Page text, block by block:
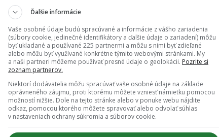
sa ešte donedávna využíval na úpravu
otázka bezpečnosti a možných rizík, ktoré
analyzovali krvnú plazmu viac ako 1 100
s výskytom závažných
či mozgové príhody.
4PY. Obe vznikajú v tele počas metabolizmu
sa objavia v krvnom obehu, aktivujú zápalové
Ďalšie informácie
Vaše osobné údaje budú spracúvané a informácie z vášho zariadenia
(súbory cookie, jedinečné identifikátory a ďalšie údaje o zariadení) môžu
byť ukladané a používané 225 partnermi a môžu s nimi byť zdieľané
alebo môžu byť využívané konkrétne týmito webovými stránkami. My
a naši partneri môžeme používať presné údaje o geolokácii. Pozrite si
zoznam partnerov.
Niektorí dodávatelia môžu spracúvať vaše osobné údaje na základe
oprávneného záujmu, proti ktorému môžete vzniesť námietku pomocou
možností nižšie. Dole na tejto stránke alebo v ponuke webu nájdite
odkaz, pomocou ktorého môžete spravovať alebo odvolať súhlas
v nastaveniach ochrany súkromia a súborov cookie.